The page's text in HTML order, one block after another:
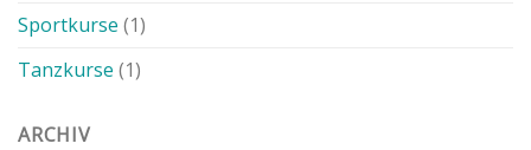
Sportkurse (1)
Tanzkurse (1)
ARCHIV